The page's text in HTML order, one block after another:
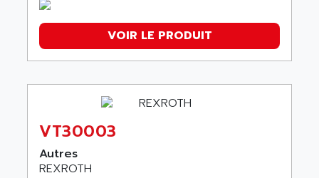
VOIR LE PRODUIT
VT30003
Autres
REXROTH